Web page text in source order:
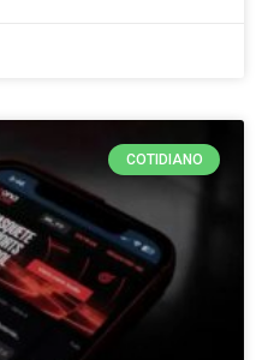
COTIDIANO